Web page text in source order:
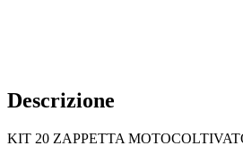
Descrizione
KIT 20 ZAPPETTA